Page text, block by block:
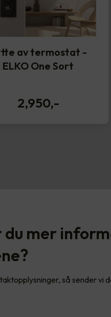
av termostat -
ELKO One Sort
2,950,-
mer
så sender vi